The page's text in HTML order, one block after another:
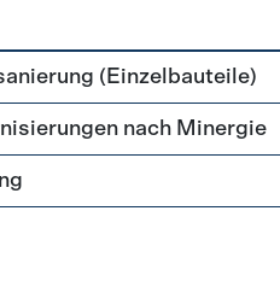
Gebäudehülle Sanierung
(Einzelbauteile)
nach Minergie